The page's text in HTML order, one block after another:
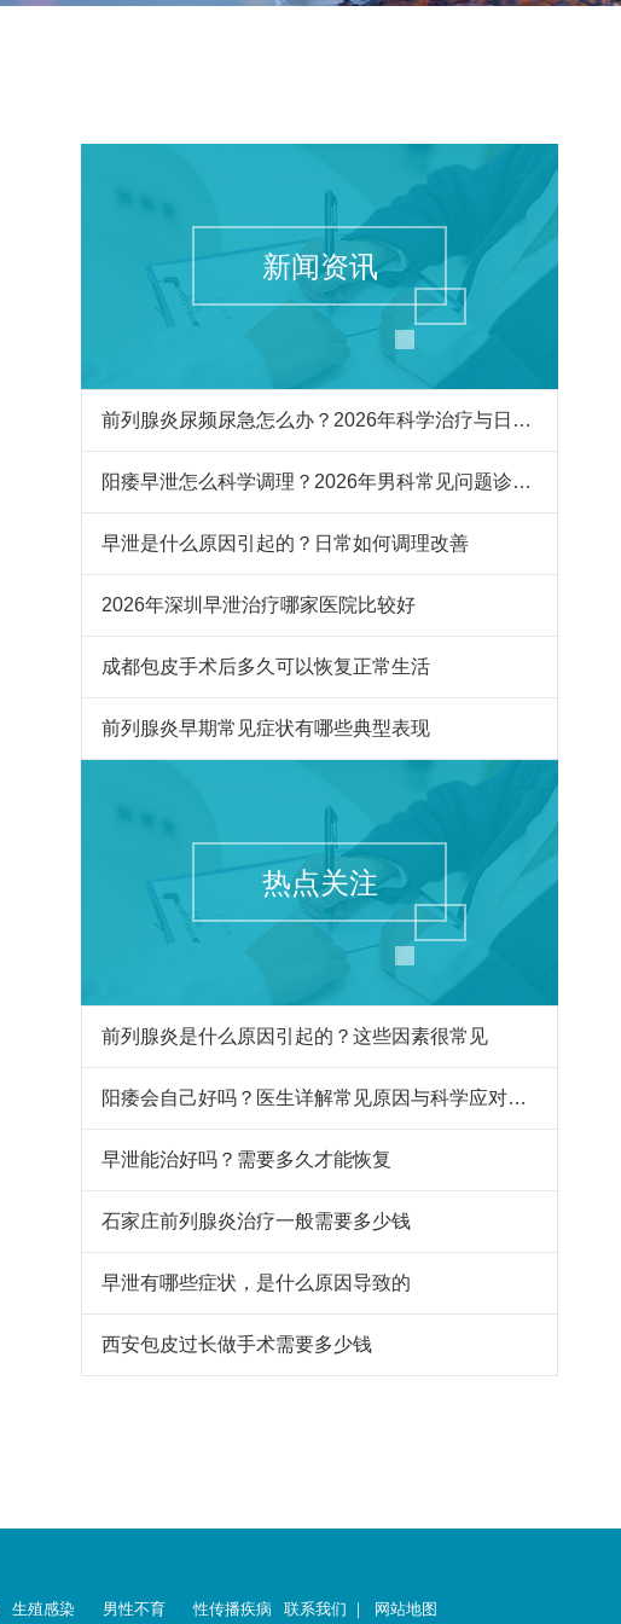
新闻资讯
前列腺炎尿频尿急怎么办？2026年科学治疗与日常护理指南
阳痿早泄怎么科学调理？2026年男科常见问题诊疗与预防指南
早泄是什么原因引起的？日常如何调理改善
2026年深圳早泄治疗哪家医院比较好
成都包皮手术后多久可以恢复正常生活
前列腺炎早期常见症状有哪些典型表现
热点关注
前列腺炎是什么原因引起的？这些因素很常见
阳痿会自己好吗？医生详解常见原因与科学应对方法
早泄能治好吗？需要多久才能恢复
石家庄前列腺炎治疗一般需要多少钱
早泄有哪些症状，是什么原因导致的
西安包皮过长做手术需要多少钱
生殖感染 男性不育 性传播疾病 联系我们 ｜ 网站地图